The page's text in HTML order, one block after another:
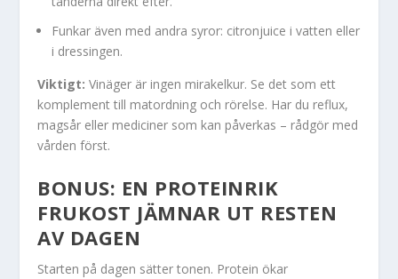
Funkar även med andra syror: citronjuice i vatten eller
i dressingen.
Viktigt: Vinäger är ingen mirakelkur. Se det som ett
komplement till matordning och rörelse. Har du reflux,
magsår eller mediciner som kan påverkas – rådgör med
vården först.
BONUS: EN PROTEINRIK
FRUKOST JÄMNAR UT RESTEN
AV DAGEN
Starten på dagen sätter tonen. Protein ökar